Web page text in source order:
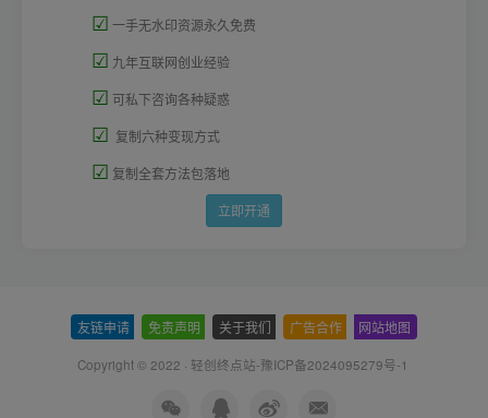
☑ 一手无水印资源永久免费
☑ 九年互联网创业经验
☑ 可私下咨询各种疑惑
☑ 复制六种变现方式
☑ 复制全套方法包落地
立即开通
友链申请 免责声明 关于我们 广告合作 网站地图
Copyright © 2022 · 轻创终点站-豫ICP备2024095279号-1